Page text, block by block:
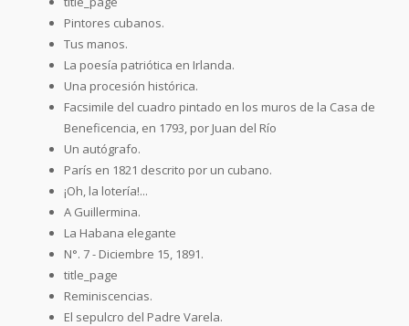
Pintores cubanos.
Tus manos.
La poesía patriótica en Irlanda.
Una procesión histórica.
Facsimile del cuadro pintado en los muros de la Casa de
Beneficencia, en 1793, por Juan del Río
Un autógrafo.
París en 1821 descrito por un cubano.
¡Oh, la lotería!...
A Guillermina.
La Habana elegante
N°. 7 - Diciembre 15, 1891.
title_page
Reminiscencias.
El sepulcro del Padre Varela.